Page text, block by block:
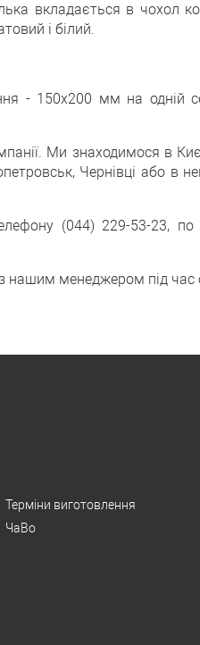
вкладається в чохол
і білий.
- 150х200 мм на одній
Ми знаходимося в
Чернівці або в
(044) 229-53-23, по
нашим менеджером під час
Терміни виготовлення
ЧаВо